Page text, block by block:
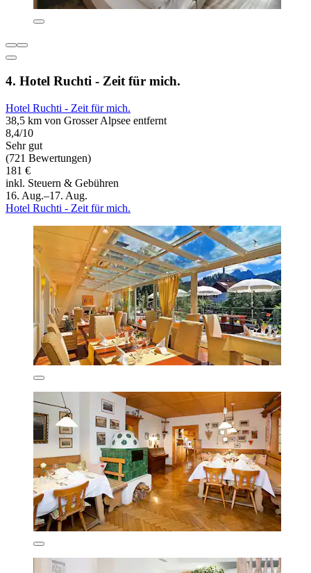
4. Hotel Ruchti - Zeit für mich.
Hotel Ruchti - Zeit für mich.
38,5 km von Grosser Alpsee entfernt
8,4/10
Sehr gut
(721 Bewertungen)
181 €
inkl. Steuern & Gebühren
16. Aug.–17. Aug.
Hotel Ruchti - Zeit für mich.